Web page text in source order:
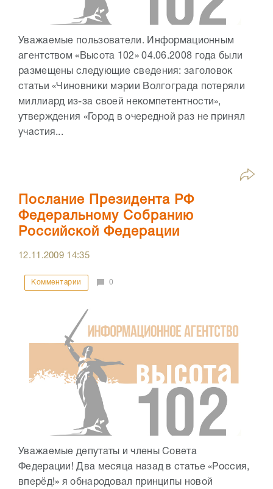
Уважаемые пользователи. Информационным
агентством «Высота 102» 04.06.2008 года были
размещены следующие сведения: заголовок
статьи «Чиновники мэрии Волгограда потеряли
миллиард из-за своей некомпетентности»,
утверждения «Город в очередной раз не принял
участия...
Послание Президента РФ
Федеральному Собранию
Российской Федерации
12.11.2009 14:35
Комментарии 0
Уважаемые депутаты и члены Совета
Федерации! Два месяца назад в статье «Россия,
вперёд!» я обнародовал принципы новой